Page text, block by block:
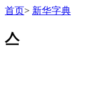
首页> 新华字典
亼